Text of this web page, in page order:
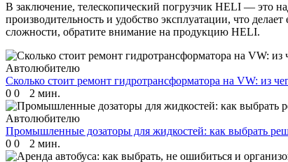
В заключение, телескопический погрузчик HELI — это
производительность и удобство эксплуатации, что
сложности, обратите внимание на продукцию HELI.
Автолюбителю
Сколько стоит ремонт гидротрансформатора на VW: из
0 0 2 мин.
Автолюбителю
Промышленные дозаторы для жидкостей: как выбрать
0 0 2 мин.